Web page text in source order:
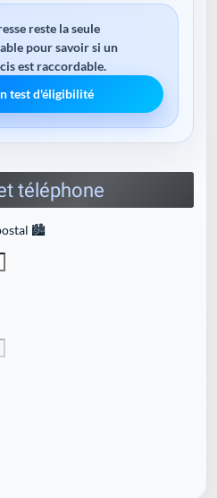
reste la seule
pour savoir si un
est raccordable.
test d'éligibilité
téléphone
🏙️